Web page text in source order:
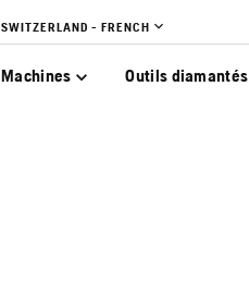
SWITZERLAND - FRENCH
Machines Outils diamantés